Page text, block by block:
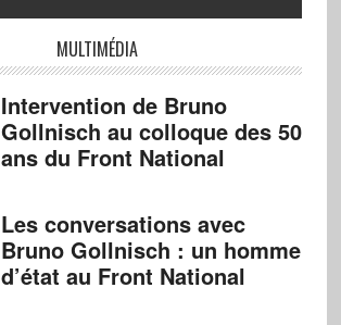
MULTIMÉDIA
Intervention de Bruno
Gollnisch au colloque des 50
ans du Front National
Les conversations avec
Bruno Gollnisch : un homme
d’état au Front National